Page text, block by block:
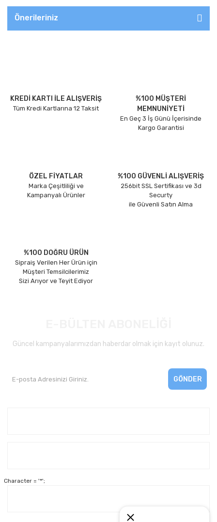
Önerileriniz
KREDİ KARTI İLE ALIŞVERİŞ
Tüm Kredi Kartlarına 12 Taksit
%100 MÜŞTERİ
MEMNUNİYETİ
En Geç 3 İş Günü İçerisinde
Kargo Garantisi
ÖZEL FİYATLAR
Marka Çeşitliliği ve
Kampanyalı Ürünler
%100 GÜVENLİ ALIŞVERİŞ
256bit SSL Sertifikası ve 3d
Securty
ile Güvenli Satın Alma
%100 DOĞRU ÜRÜN
Sipraiş Verilen Her Ürün için
Müşteri Temsilcilerimiz
Sizi Arıyor ve Teyit Ediyor
Güncel kampanyalarımızdan haberdar olmak için kayıt olunuz.
GÖNDER
Character = '*';